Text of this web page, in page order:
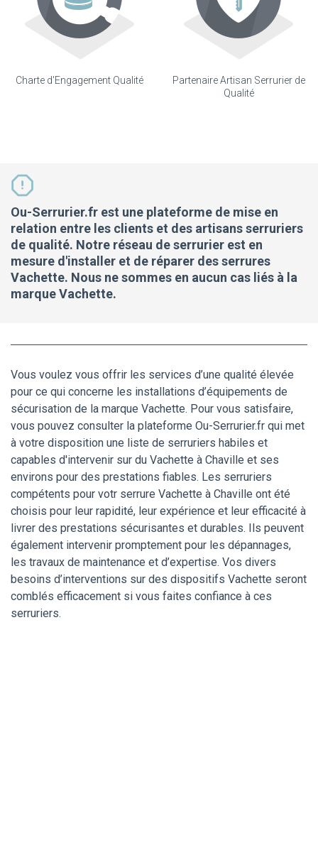
Charte d'Engagement Qualité
Partenaire Artisan Serrurier de
Qualité
Ou-Serrurier.fr est une plateforme de mise en
relation entre les clients et des artisans serruriers
de qualité. Notre réseau de serrurier est en
mesure d'installer et de réparer des serrures
Vachette. Nous ne sommes en aucun cas liés à la
marque Vachette.
Vous voulez vous offrir les services d’une qualité élevée
pour ce qui concerne les installations d’équipements de
sécurisation de la marque Vachette. Pour vous satisfaire,
vous pouvez consulter la plateforme Ou-Serrurier.fr qui met
à votre disposition une liste de serruriers habiles et
capables d'intervenir sur du Vachette à Chaville et ses
environs pour des prestations fiables. Les serruriers
compétents pour votr serrure Vachette à Chaville ont été
choisis pour leur rapidité, leur expérience et leur efficacité à
livrer des prestations sécurisantes et durables. Ils peuvent
également intervenir promptement pour les dépannages,
les travaux de maintenance et d’expertise. Vos divers
besoins d’interventions sur des dispositifs Vachette seront
comblés efficacement si vous faites confiance à ces
serruriers.